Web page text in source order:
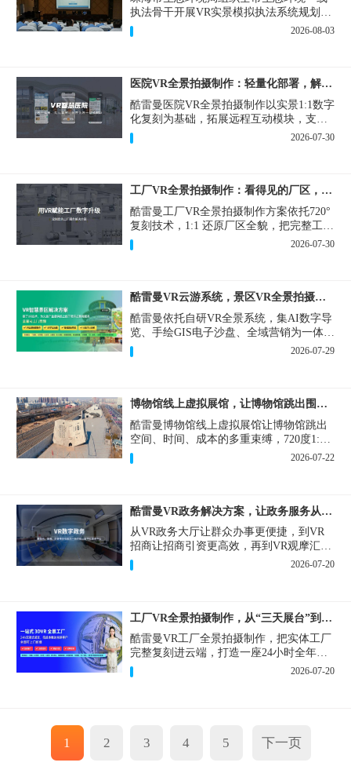
执法骨干开展VR实景模拟执法系统规划建
设和教学培训，持续推进科技赋能生态环
境执法，夯实队伍办案“基本功”。
2026-08-03
医院VR全景拍摄制作：轻量化部署，解决医患真实痛点
酷雷曼医院VR全景拍摄制作以实景1:1数字
化复刻为基础，拓展远程互动模块，支持
定制，轻量化搭建部署，可挂载在公众
号、官网等线上平台。
2026-07-30
工厂VR全景拍摄制作：看得见的厂区，省下来的成本
酷雷曼工厂VR全景拍摄制作方案依托720°
复刻技术，1:1 还原厂区全貌，把完整工厂
搬进手机、电脑大屏，既是工厂对外拓客
的数字化名片，也是内部管理、人员培训
2026-07-30
酷雷曼VR云游系统，景区VR全景拍摄制作一站式落地
酷雷曼依托自研VR全景系统，集AI数字导
览、手绘GIS电子沙盘、全域营销为一体，
打造从VR全景拍摄制作到成熟VR云游落
地案例。
2026-07-29
博物馆线上虚拟展馆，让博物馆跳出围墙让历史随处可及
酷雷曼博物馆线上虚拟展馆让博物馆跳出
空间、时间、成本的多重束缚，720度1:1
实景复刻的VR数字展厅，已经成为博物馆
数字化刚需新基建。
2026-07-22
酷雷曼VR政务解决方案，让政务服务从“看得见”开始
从VR政务大厅让群众办事更便捷，到VR
招商让招商引资更高效，再到VR观摩汇报
让政务成果更直观，酷雷曼VR政务解决方
案，解锁政务服务新体验，让服务从“看得
2026-07-20
工厂VR全景拍摄制作，从“三天展台”到“全时在线”
酷雷曼VR工厂全景拍摄制作，把实体工厂
完整复刻进云端，打造一座24小时全年无
休、不限面积、不限展品的线上展厅，改
写工厂营销获客模式。
2026-07-20
1 2 3 4 5 下一页